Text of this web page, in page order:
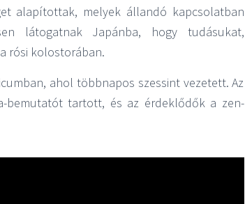
alapítottak, melyek állandó kapcsolatban
látogatnak Japánba, hogy tudásukat,
rósi kolostorában.
ahol többnapos szessint vezetett. Az
bemutatót tartott, és az érdeklődők a zen-